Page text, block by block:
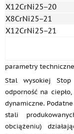
X12CrNi25−20
X8CrNi25−21
X12CrNi25−21
parametry techniczne
Stal wysokiej Stop
odporność na
dynamiczne.
stali
obciążeniu)